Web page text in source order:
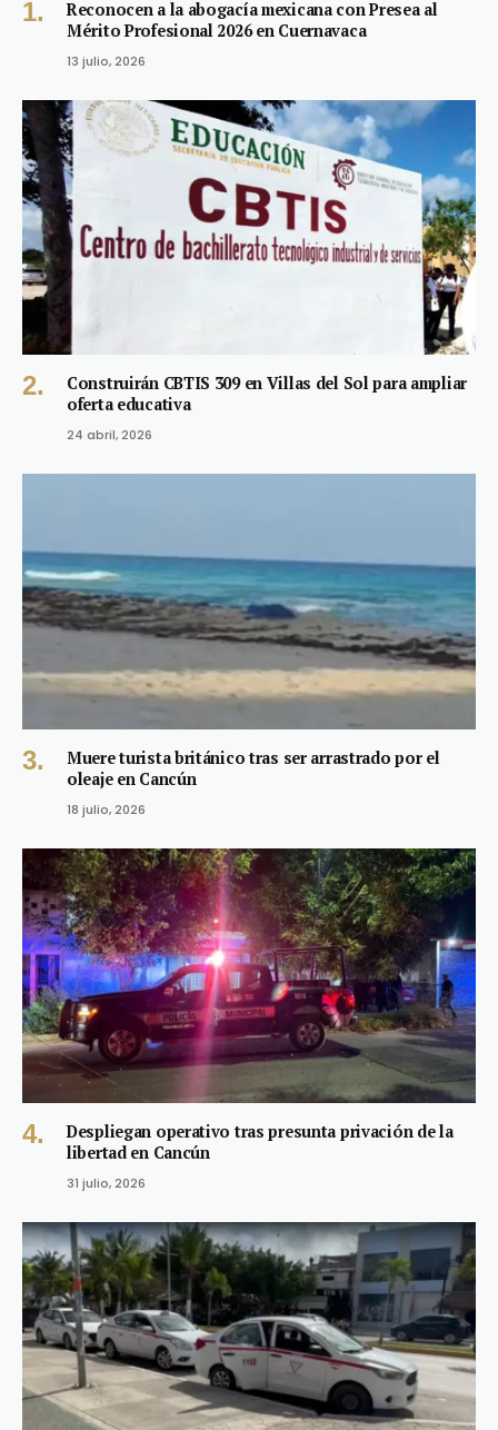
Reconocen a la abogacía mexicana con Presea al
Mérito Profesional 2026 en Cuernavaca
13 julio, 2026
Construirán CBTIS 309 en Villas del Sol para ampliar
oferta educativa
24 abril, 2026
Muere turista británico tras ser arrastrado por el
oleaje en Cancún
18 julio, 2026
Despliegan operativo tras presunta privación de la
libertad en Cancún
31 julio, 2026